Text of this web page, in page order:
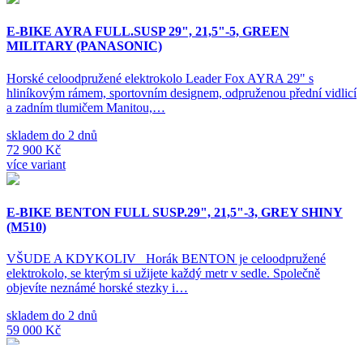
E-BIKE AYRA FULL.SUSP 29", 21,5"-5, GREEN
MILITARY (PANASONIC)
Horské celoodpružené elektrokolo Leader Fox AYRA 29" s
hliníkovým rámem, sportovním designem, odpruženou přední vidlicí
a zadním tlumičem Manitou,…
skladem do 2 dnů
72 900 Kč
více variant
E-BIKE BENTON FULL SUSP.29", 21,5"-3, GREY SHINY
(M510)
VŠUDE A KDYKOLIV Horák BENTON je celoodpružené
elektrokolo, se kterým si užijete každý metr v sedle. Společně
objevíte neznámé horské stezky i…
skladem do 2 dnů
59 000 Kč